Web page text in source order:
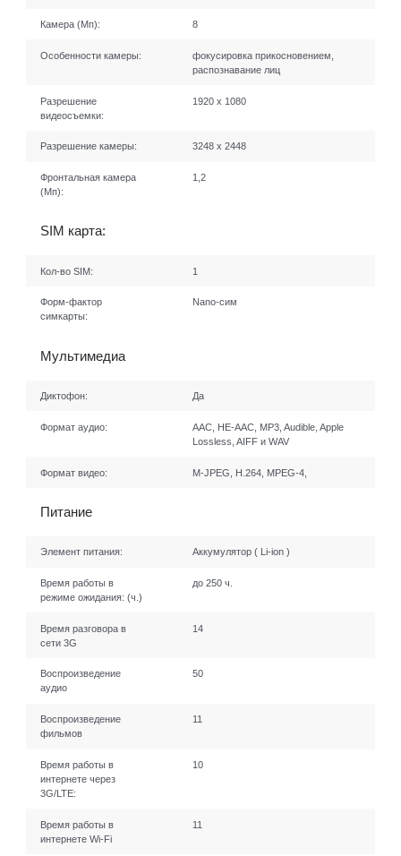
Камера (Мп): 8
Особенности камеры:
фокусировка прикосновением,
распознавание лиц
Разрешение
видеосъемки:
1920 x 1080
Разрешение камеры: 3248 x 2448
Фронтальная камера
(Мп):
1,2
SIM карта:
Кол-во SIM: 1
Форм-фактор
симкарты:
Nano-сим
Мультимедиа
Диктофон: Да
Формат аудио:
AAC, HE-AAC, MP3, Audible, Apple
Lossless, AIFF и WAV
Формат видео: M-JPEG, H.264, MPEG-4,
Питание
Элемент питания: Аккумулятор ( Li-ion )
Время работы в
режиме ожидания: (ч.)
до 250 ч.
Время разговора в
сети 3G
14
Воспроизведение
аудио
50
Воспроизведение
фильмов
11
Время работы в
интернете через
3G/LTE:
10
Время работы в
интернете Wi-Fi
11